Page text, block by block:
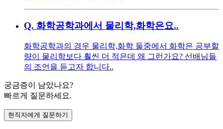
Q. 화학공학과에서 물리학,화학은요..
화학공학과의 경우 물리학,화학 둘중에서 화학은 공부할
량이 물리학보다 훨씬 더 적은데 왜 그런가요? 선배님들
의 조언을 듣고자 합니다..
궁금증이 남았나요?
빠르게 질문하세요.
현직자에게 질문하기